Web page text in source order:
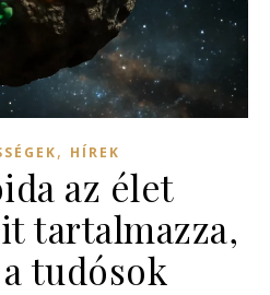
, HÍREK
az élet
tartalmazza,
tudósok